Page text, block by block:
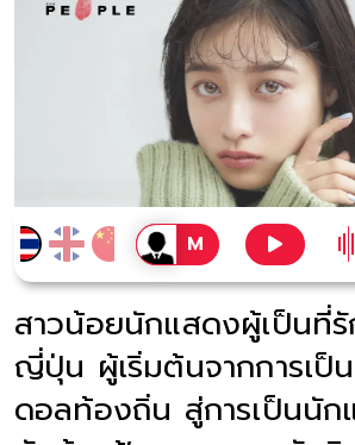
สาวน้อยนักแสดงผู้เป็นที่
ญี่ปุ่น ผู้เริ่มต้นจากการเป็
ดอลท้องถิ่น สู่การเป็นนัก